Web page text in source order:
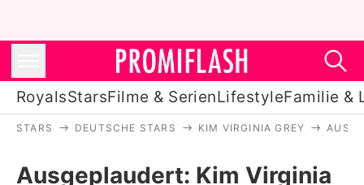
RoyalsStarsFilme & SerienLifestyleFamilie &
STARS DEUTSCHE STARS KIM VIRGINIA GREY
Ausgeplaudert: Kim Virginia